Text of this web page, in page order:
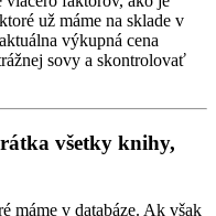
už máme na sklade v
výkupná cena
sovy a skontrolovať
všetky knihy,
máme v databáze. Ak však